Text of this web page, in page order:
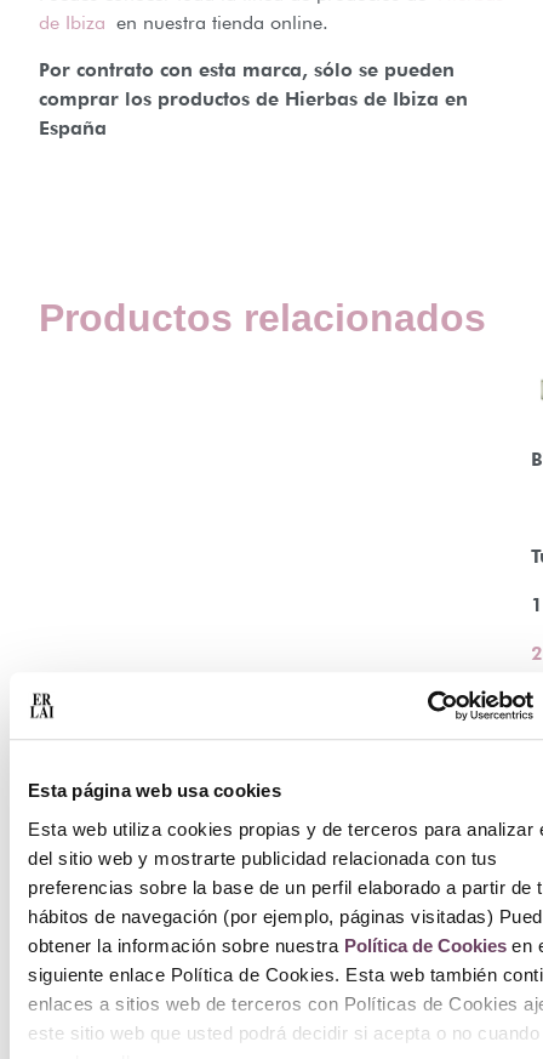
Esta página web usa cookies
Esta web utiliza cookies propias y de terceros para analizar
del sitio web y mostrarte publicidad relacionada con tus
preferencias sobre la base de un perfil elaborado a partir de
hábitos de navegación (por ejemplo, páginas visitadas)
obtener la información sobre nuestra Política de Cookiesen
siguiente enlace Política de Cookies. Esta web también
enlaces a sitios web de terceros con Políticas de Cookies
este sitio web que usted podrá decidir si acepta o no cuando
de Ibiza en nuestra tienda online.
Por contrato con esta marca, sólo se pueden
comprar los productos de Hierbas de Ibiza en
España
Productos relacionados